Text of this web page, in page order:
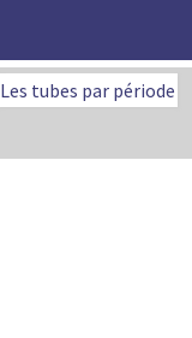
Les tubes par période